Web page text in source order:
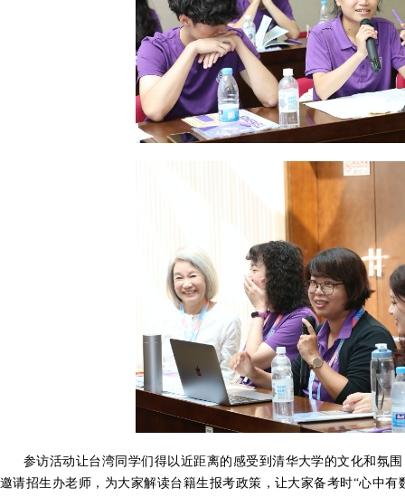
参访活动让台湾同学们得以近距离的感受到清华大学的文化和氛
邀请招生办老师，为大家解读台籍生报考政策，让大家备考时“心中有